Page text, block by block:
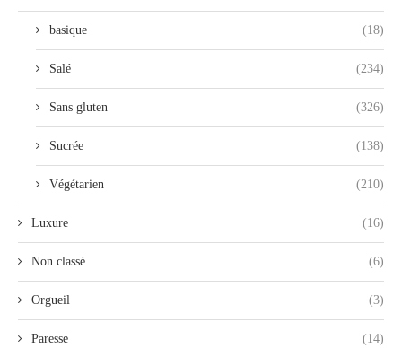
basique (18)
Salé (234)
Sans gluten (326)
Sucrée (138)
Végétarien (210)
Luxure (16)
Non classé (6)
Orgueil (3)
Paresse (14)